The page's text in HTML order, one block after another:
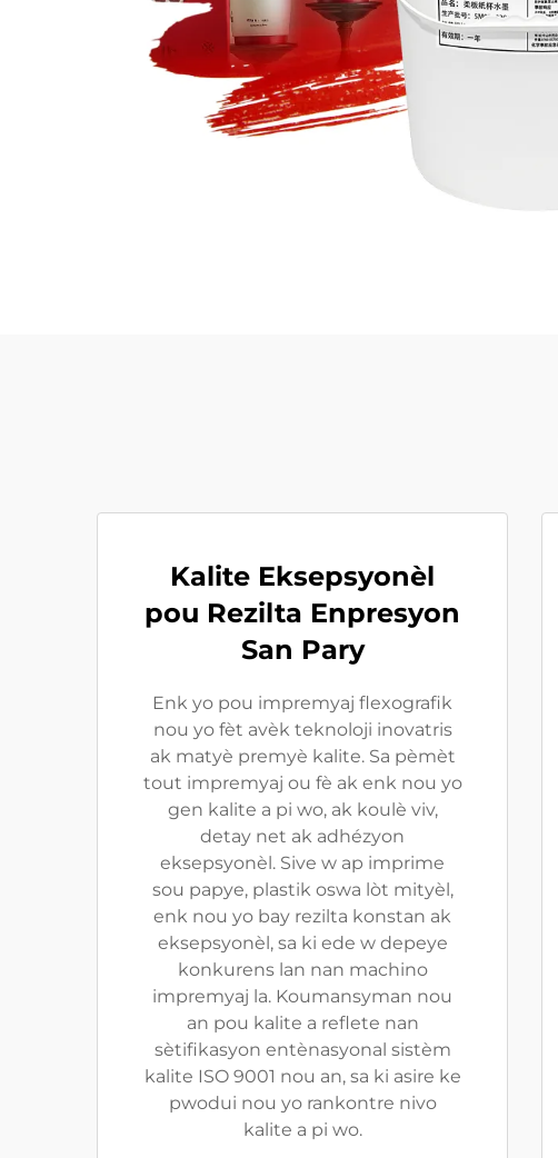
Kalite Eksepsyonèl
pou Rezilta Enpresyon
San Pary
Enk yo pou impremyaj flexografik
nou yo fèt avèk teknoloji inovatris
ak matyè premyè kalite. Sa pèmèt
tout impremyaj ou fè ak enk nou yo
gen kalite a pi wo, ak koulè viv,
detay net ak adhézyon
eksepsyonèl. Sive w ap imprime
sou papye, plastik oswa lòt mityèl,
enk nou yo bay rezilta konstan ak
eksepsyonèl, sa ki ede w depeye
konkurens lan nan machino
impremyaj la. Koumansyman nou
an pou kalite a reflete nan
sètifikasyon entènasyonal sistèm
kalite ISO 9001 nou an, sa ki asire ke
pwodui nou yo rankontre nivo
kalite a pi wo.